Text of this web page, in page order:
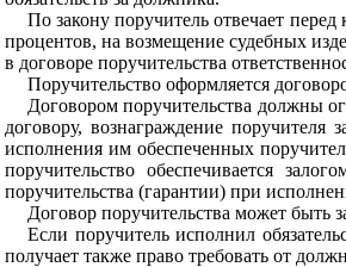
По закону поручитель отвечает
процентов, на возмещение судебных
в договоре поручительства
Поручительство оформляется
Договором поручительства должны
договору, вознаграждение поручителя
исполнения им обеспеченных
поручительство обеспечивается
поручительства (гарантии) при
Договор поручительства может быть
Если поручитель исполнил
получает также право требовать от